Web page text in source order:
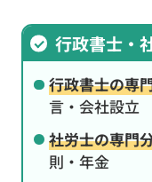
行政書士・
行政書士の専
言・会社設立
社労士の専門
則・年金